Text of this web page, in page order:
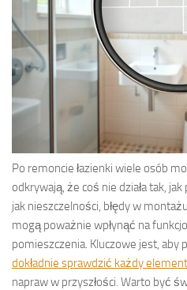
Po remoncie łazienki wiele osób
odkrywają, że coś nie działa tak,
jak nieszczelności, błędy w
mogą poważnie wpłynąć na
pomieszczenia. Kluczowe jest, aby
dokładnie sprawdzić każdy
napraw w przyszłości. Warto być